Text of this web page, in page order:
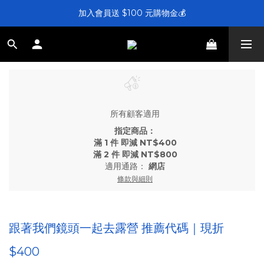
⚡第一拉伸線充電品牌！
加入會員送 $100 元購物金💰
滿 $4,000 即享免運
所有顧客適用
指定商品：
滿 1 件 即減 NT$400
滿 2 件 即減 NT$800
適用通路： 網店
條款與細則
跟著我們鏡頭一起去露營 推薦代碼｜現折
$400